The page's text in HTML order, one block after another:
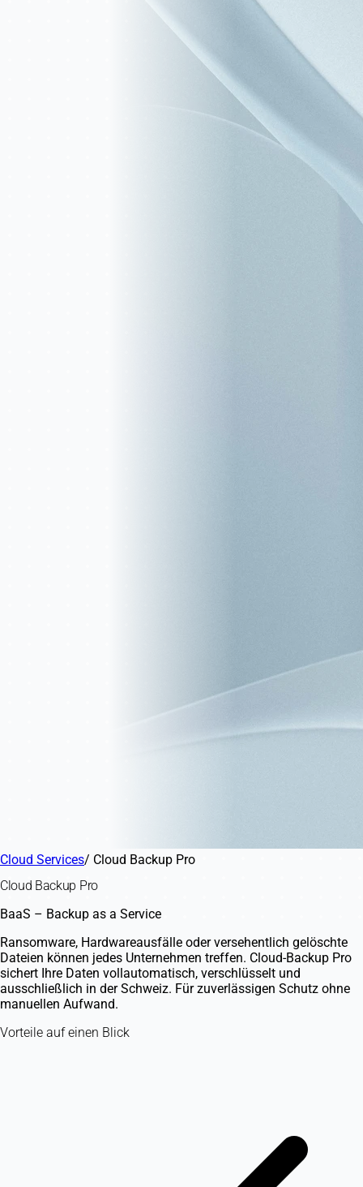
Cloud Services/ Cloud Backup Pro
Cloud Backup Pro
BaaS – Backup as a Service
Ransomware, Hardwareausfälle oder versehentlich gelöschte
Dateien können jedes Unternehmen treffen. Cloud-Backup Pro
sichert Ihre Daten vollautomatisch, verschlüsselt und
ausschließlich in der Schweiz. Für zuverlässigen Schutz ohne
manuellen Aufwand.
Vorteile auf einen Blick